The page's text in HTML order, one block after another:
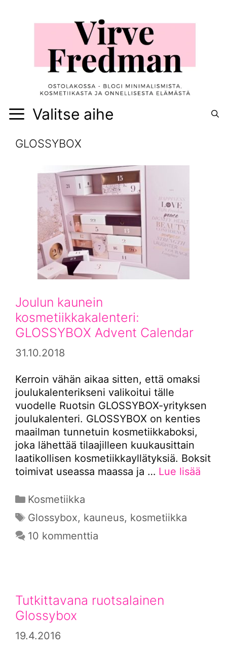
Valitse aihe
GLOSSYBOX
Joulun kaunein
kosmetiikkakalenteri:
GLOSSYBOX Advent Calendar
31.10.2018
Kerroin vähän aikaa sitten, että omaksi
joulukalenterikseni valikoitui tälle
vuodelle Ruotsin GLOSSYBOX-yrityksen
joulukalenteri. GLOSSYBOX on kenties
maailman tunnetuin kosmetiikkaboksi,
joka lähettää tilaajilleen kuukausittain
laatikollisen kosmetiikkayllätyksiä. Boksit
toimivat useassa maassa ja … Lue lisää
Kategoriat
Kosmetiikka
Avainsanat
Glossybox, kauneus, kosmetiikka
10 kommenttia
Tutkittavana ruotsalainen
Glossybox
19.4.2016